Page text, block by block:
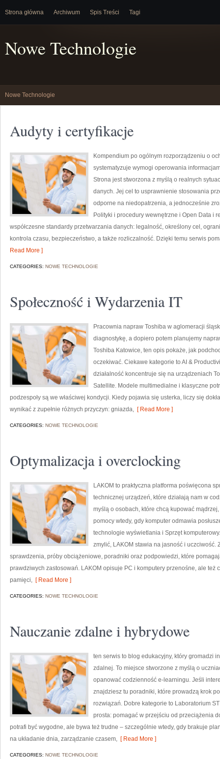
Strona główna Archiwum Spis Treści Tagi
Nowe Technologie
Nowe Technologie
Audyty i certyfikacje
Kompendium po ogólnym rozporządzeniu o
systematyzuje wymogi operowania
Strona jest stworzona z myślą o realnych
danych. Jej cel to usprawnienie stosowania
odporne na niedopatrzenia, a jednocześnie
Polityki i procedury wewnętrzne i Open Data i
współczesne standardy przetwarzania danych: legalność, określony cel,
kontrola czasu, bezpieczeństwo, a także rozliczalność. Dzięki temu serwis
Read More ]
CATEGORIES: NOWE TECHNOLOGIE
Społeczność i Wydarzenia IT
Pracownia napraw Toshiba w aglomeracji
diagnostykę, a dopiero potem planujemy
Toshiba Katowice, ten opis pokaże, jak
oczekiwać. Ciekawe kategorie to AI &
działalność koncentruje się na urządzeniach
Satellite. Modele multimedialne i klasyczne
podzespoły są we właściwej kondycji. Kiedy pojawia się usterka, liczy się
wynikać z zupełnie różnych przyczyn: gniazda, [ Read More ]
CATEGORIES: NOWE TECHNOLOGIE
Optymalizacja i overclocking
LAKOM to praktyczna platforma poświęcona
technicznej urządzeń, które działają nam w
myślą o osobach, które chcą kupować
pomocy wtedy, gdy komputer odmawia
technologie wyświetlania i Sprzęt
zmylić, LAKOM stawia na jasność i
sprawdzenia, próby obciążeniowe, poradniki oraz podpowiedzi, które
prawdziwych zastosowań. LAKOM opisuje PC i komputery przenośne, ale też
pamięci, [ Read More ]
CATEGORIES: NOWE TECHNOLOGIE
Nauczanie zdalne i hybrydowe
ten serwis to blog edukacyjny, który gromadzi
zdalnej. To miejsce stworzone z myślą o
opanować codzienność e-learningu. Jeśli
znajdziesz tu poradniki, które prowadzą krok
rozwiązań. Dobre kategorie to Laboratorium
prosta: pomagać w przejściu od przeciążenia
potrafi być wygodne, ale bywa też trudne – szczególnie wtedy, gdy brakuje
na układanie dnia, zarządzanie czasem, [ Read More ]
CATEGORIES: NOWE TECHNOLOGIE